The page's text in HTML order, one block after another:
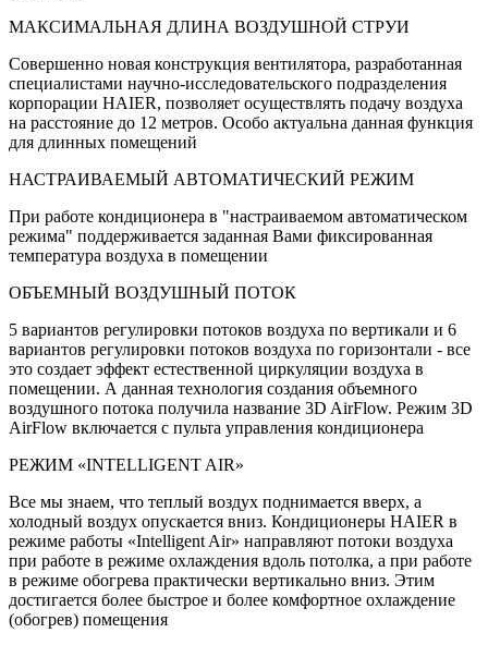
МАКСИМАЛЬНАЯ ДЛИНА ВОЗДУШНОЙ СТРУИ
Совершенно новая конструкция вентилятора, разработанная
специалистами научно-исследовательского подразделения
корпорации HAIER, позволяет осуществлять подачу воздуха
на расстояние до 12 метров. Особо актуальна данная функция
для длинных помещений
НАСТРАИВАЕМЫЙ АВТОМАТИЧЕСКИЙ РЕЖИМ
При работе кондиционера в "настраиваемом автоматическом
режима" поддерживается заданная Вами фиксированная
температура воздуха в помещении
ОБЪЕМНЫЙ ВОЗДУШНЫЙ ПОТОК
5 вариантов регулировки потоков воздуха по вертикали и 6
вариантов регулировки потоков воздуха по горизонтали - все
это создает эффект естественной циркуляции воздуха в
помещении. А данная технология создания объемного
воздушного потока получила название 3D AirFlow. Режим 3D
AirFlow включается с пульта управления кондиционера
РЕЖИМ «INTELLIGENT AIR»
Все мы знаем, что теплый воздух поднимается вверх, а
холодный воздух опускается вниз. Кондиционеры HAIER в
режиме работы «Intelligent Air» направляют потоки воздуха
при работе в режиме охлаждения вдоль потолка, а при работе
в режиме обогрева практически вертикально вниз. Этим
достигается более быстрое и более комфортное охлаждение
(обогрев) помещения